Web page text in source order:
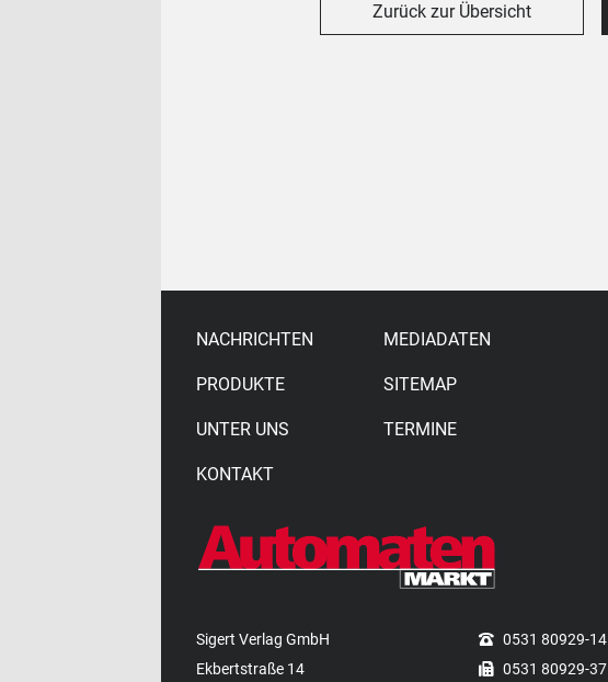
Zurück zur Übersicht
NACHRICHTEN
PRODUKTE
UNTER UNS
KONTAKT
MEDIADATEN
SITEMAP
TERMINE
Sigert Verlag GmbH
Ekbertstraße 14
0531 80929-14
0531 80929-37